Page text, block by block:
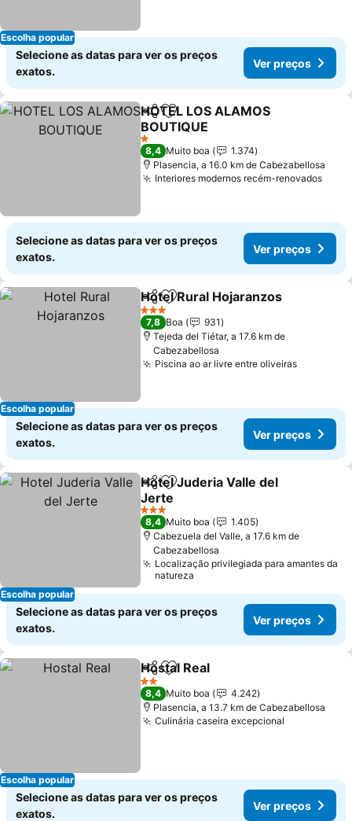
Escolha popular
Selecione as datas para ver os preços
exatos.
Ver preços
PartilharAdicionar aos favoritos
HOTEL LOS ALAMOS
BOUTIQUE
1 Estrelas
8,4 Muito boa
1.374
Plasencia, a 16.0 km de Cabezabellosa
Interiores modernos recém-renovados
Selecione as datas para ver os preços
exatos.
Ver preços
Escolha popular
PartilharAdicionar aos favoritos
Hotel Rural Hojaranzos
3 Estrelas
7,8 Boa
931
Tejeda del Tiétar, a 17.6 km de
Cabezabellosa
Piscina ao ar livre entre oliveiras
Selecione as datas para ver os preços
exatos.
Ver preços
Escolha popular
PartilharAdicionar aos favoritos
Hotel Juderia Valle del
Jerte
3 Estrelas
8,4 Muito boa
1.405
Cabezuela del Valle, a 17.6 km de
Cabezabellosa
Localização privilegiada para amantes da
natureza
Selecione as datas para ver os preços
exatos.
Ver preços
Escolha popular
PartilharAdicionar aos favoritos
Hostal Real
2 Estrelas
8,4 Muito boa
4.242
Plasencia, a 13.7 km de Cabezabellosa
Culinária caseira excepcional
Selecione as datas para ver os preços
exatos.
Ver preços